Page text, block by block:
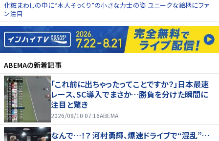
化粧まわしの中に“本人そっくり”の小さな力士の姿 ユニークな絵柄にファ
ン注目
ABEMAの新着記事
「これ前に出ちゃったってことですか？」日本最速
レース、SC導入でまさか…勝負を分けた瞬間に
注目と驚き
2026/08/10 07:16ABEMA
なんで…！？ 河村勇輝、爆速ドライブで“混乱”…